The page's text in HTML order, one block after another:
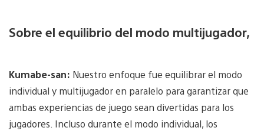
Sobre el equilibrio del modo multijugador,
Kumabe-san: Nuestro enfoque fue equilibrar el modo
individual y multijugador en paralelo para garantizar que
ambas experiencias de juego sean divertidas para los
jugadores. Incluso durante el modo individual, los